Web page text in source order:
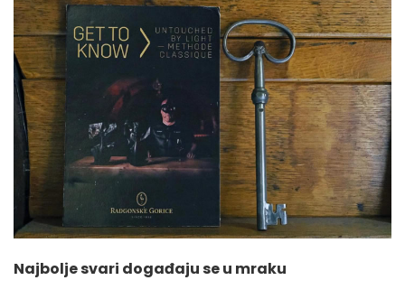
Najbolje svari događaju se u mraku